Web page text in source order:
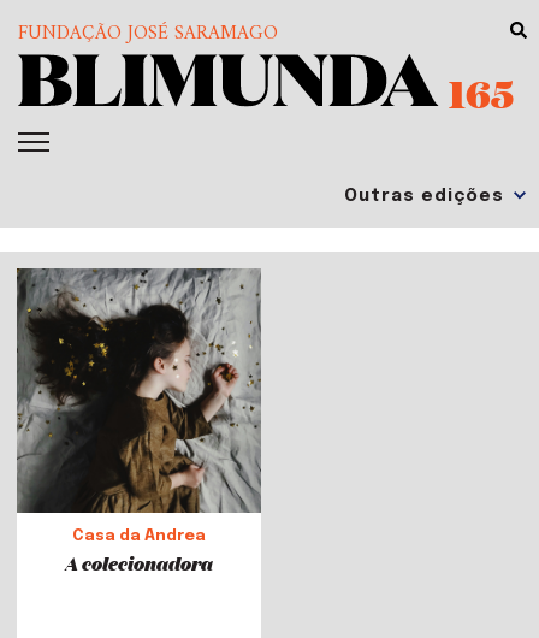
FUNDAÇÃO JOSÉ SARAMAGO
165
Casa da Andrea
A colecionadora